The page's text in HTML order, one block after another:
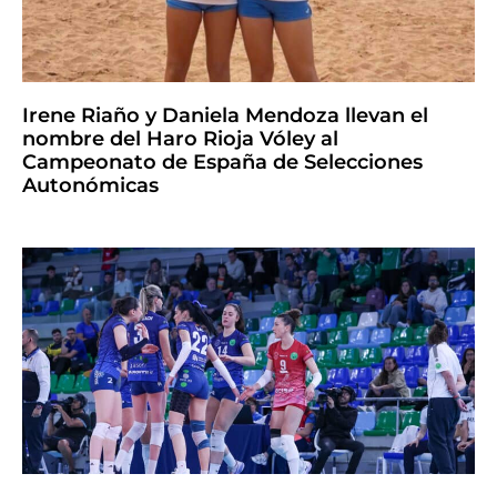
Irene Riaño y Daniela Mendoza llevan el
nombre del Haro Rioja Vóley al
Campeonato de España de Selecciones
Autonómicas